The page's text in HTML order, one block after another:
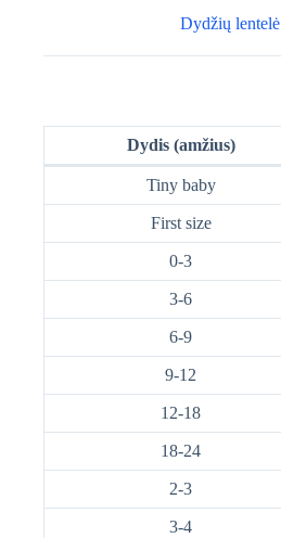
Dydžių lentelė
Dydis (amžius)
Tiny baby
First size
0-3
3-6
6-9
9-12
12-18
18-24
2-3
3-4